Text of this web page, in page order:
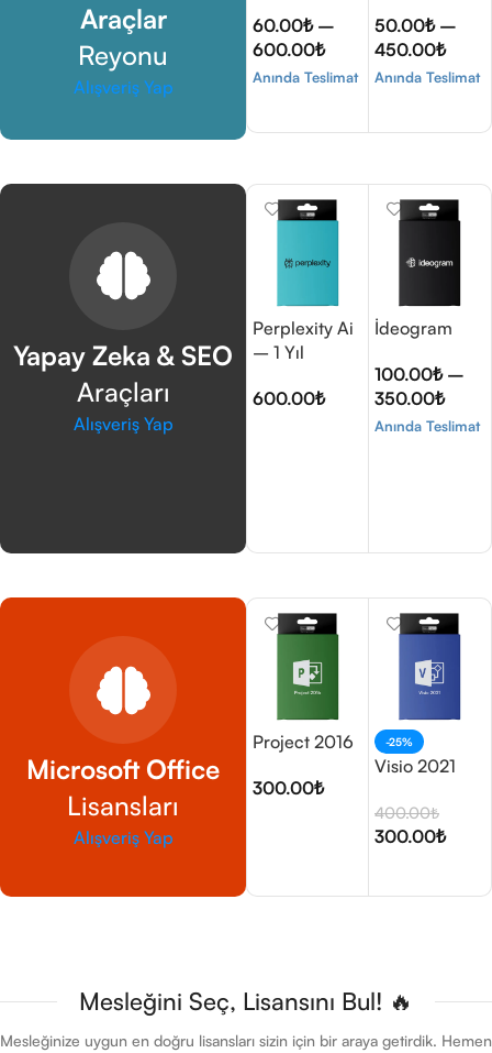
Araçlar
Reyonu
Alışveriş Yap
60.00₺ –
600.00₺
Anında Teslimat
50.00₺ –
450.00₺
Anında Teslimat
Yapay Zeka & SEO
Araçları
Alışveriş Yap
Perplexity Ai
– 1 Yıl
600.00₺
İdeogram
100.00₺ –
350.00₺
Anında Teslimat
Microsoft Office
Lisansları
Alışveriş Yap
Project 2016
300.00₺
-25%
Visio 2021
400.00₺
300.00₺
Mesleğini Seç, Lisansını Bul! 🔥
Mesleğinize uygun en doğru lisansları sizin için bir araya getirdik. Hemen